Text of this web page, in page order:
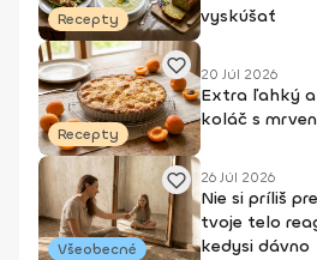
Recepty
vyskúšať
Recepty
20 Júl 2026
Extra ľahký
koláč s
Všeobecné
26 Júl 2026
Nie si príliš
tvoje telo
kedysi dávno